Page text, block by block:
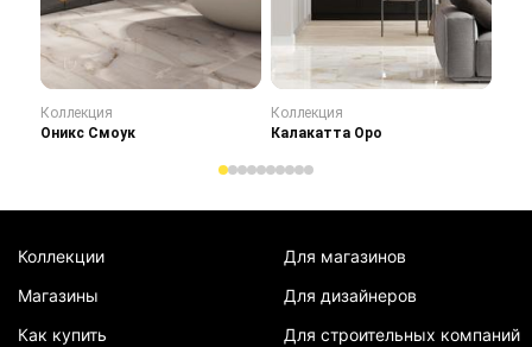
Коллекция
Оникс Смоук
Коллекция
Калакатта Оро
Коллекции
Магазины
Как купить
Для магазинов
Для дизайнеров
Для строительных компаний